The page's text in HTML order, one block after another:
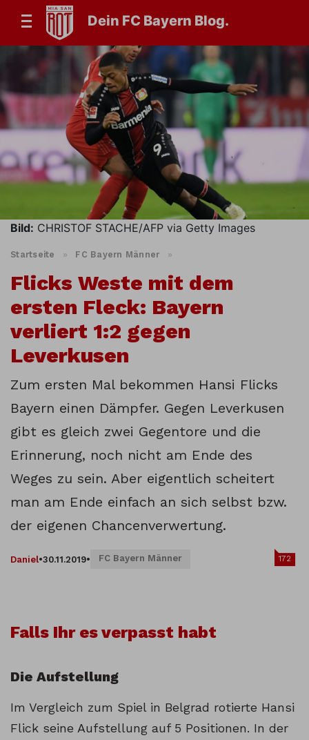
Dein FC Bayern Blog.
Bild: CHRISTOF STACHE/AFP via Getty Images
Startseite » FC Bayern Männer »
Flicks Weste mit dem
ersten Fleck: Bayern
verliert 1:2 gegen
Leverkusen
Zum ersten Mal bekommen Hansi Flicks
Bayern einen Dämpfer. Gegen Leverkusen
gibt es gleich zwei Gegentore und die
Erinnerung, noch nicht am Ende des
Weges zu sein. Aber eigentlich scheitert
man am Ende einfach an sich selbst bzw.
der eigenen Chancenverwertung.
Daniel•30.11.2019• FC Bayern Männer 172
Falls Ihr es verpasst habt
Die Aufstellung
Im Vergleich zum Spiel in Belgrad rotierte Hansi
Flick seine Aufstellung auf 5 Positionen. In der